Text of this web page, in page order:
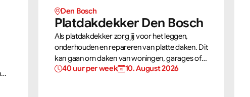
Den Bosch
Platdakdekker Den Bosch
Als platdakdekker zorg jij voor het leggen,
onderhouden en repareren van platte daken. Dit
kan gaan om daken van woningen, garages of
bedrijfspanden. Jij zorgt ervoor dat deze daken
40 uur per week 10. August 2026